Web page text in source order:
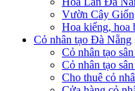
Vườn Cây
Hoa kiểng, hoa
Cỏ nhân tạo Đà Nẵng
Cỏ nhân tạo
Cỏ nhân tạo
Cho thuê cỏ